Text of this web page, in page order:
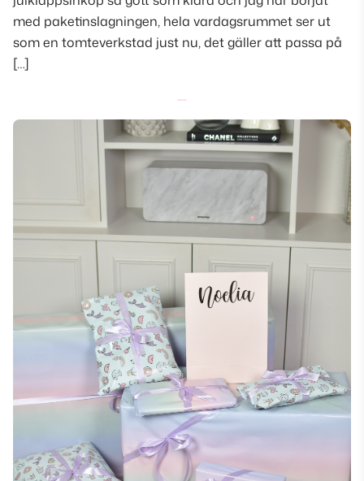
med paketinslagningen, hela vardagsrummet ser ut
som en tomteverkstad just nu, det gäller att passa på
[…]